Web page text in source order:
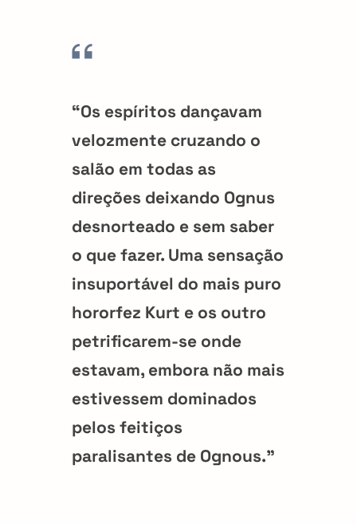
“Os espíritos dançavam
velozmente cruzando o
salão em todas as
direções deixando Ognus
desnorteado e sem saber
o que fazer. Uma sensação
insuportável do mais puro
hororfez Kurt e os outro
petrificarem-se onde
estavam, embora não mais
estivessem dominados
pelos feitiços
paralisantes de Ognous.”